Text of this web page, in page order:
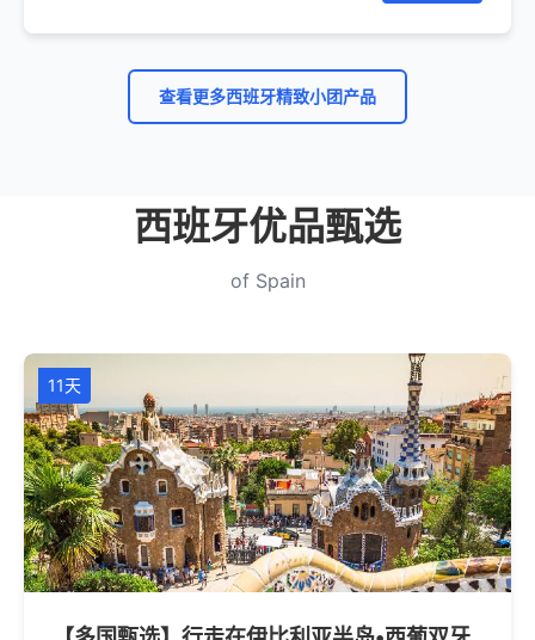
查看更多西班牙精致小团产品
西班牙优品甄选
of Spain
11天